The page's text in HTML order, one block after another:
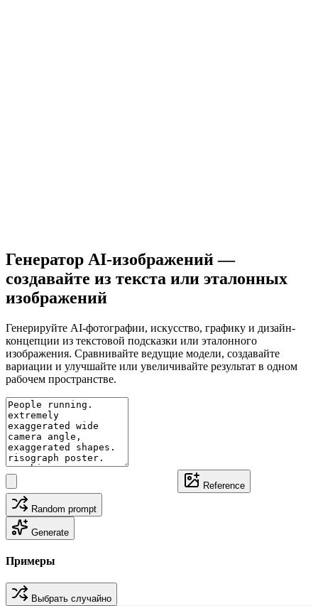
Генератор AI-изображений —
создавайте из текста или эталонных
изображений
Генерируйте AI-фотографии, искусство, графику и дизайн-
концепции из текстовой подсказки или эталонного
изображения. Сравнивайте ведущие модели, создавайте
вариации и улучшайте или увеличивайте результат в одном
рабочем пространстве.
Reference
Random prompt
Generate
Примеры
Выбрать случайно